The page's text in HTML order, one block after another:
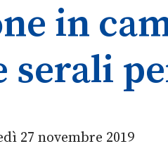
in
serali
27 novembre 2019